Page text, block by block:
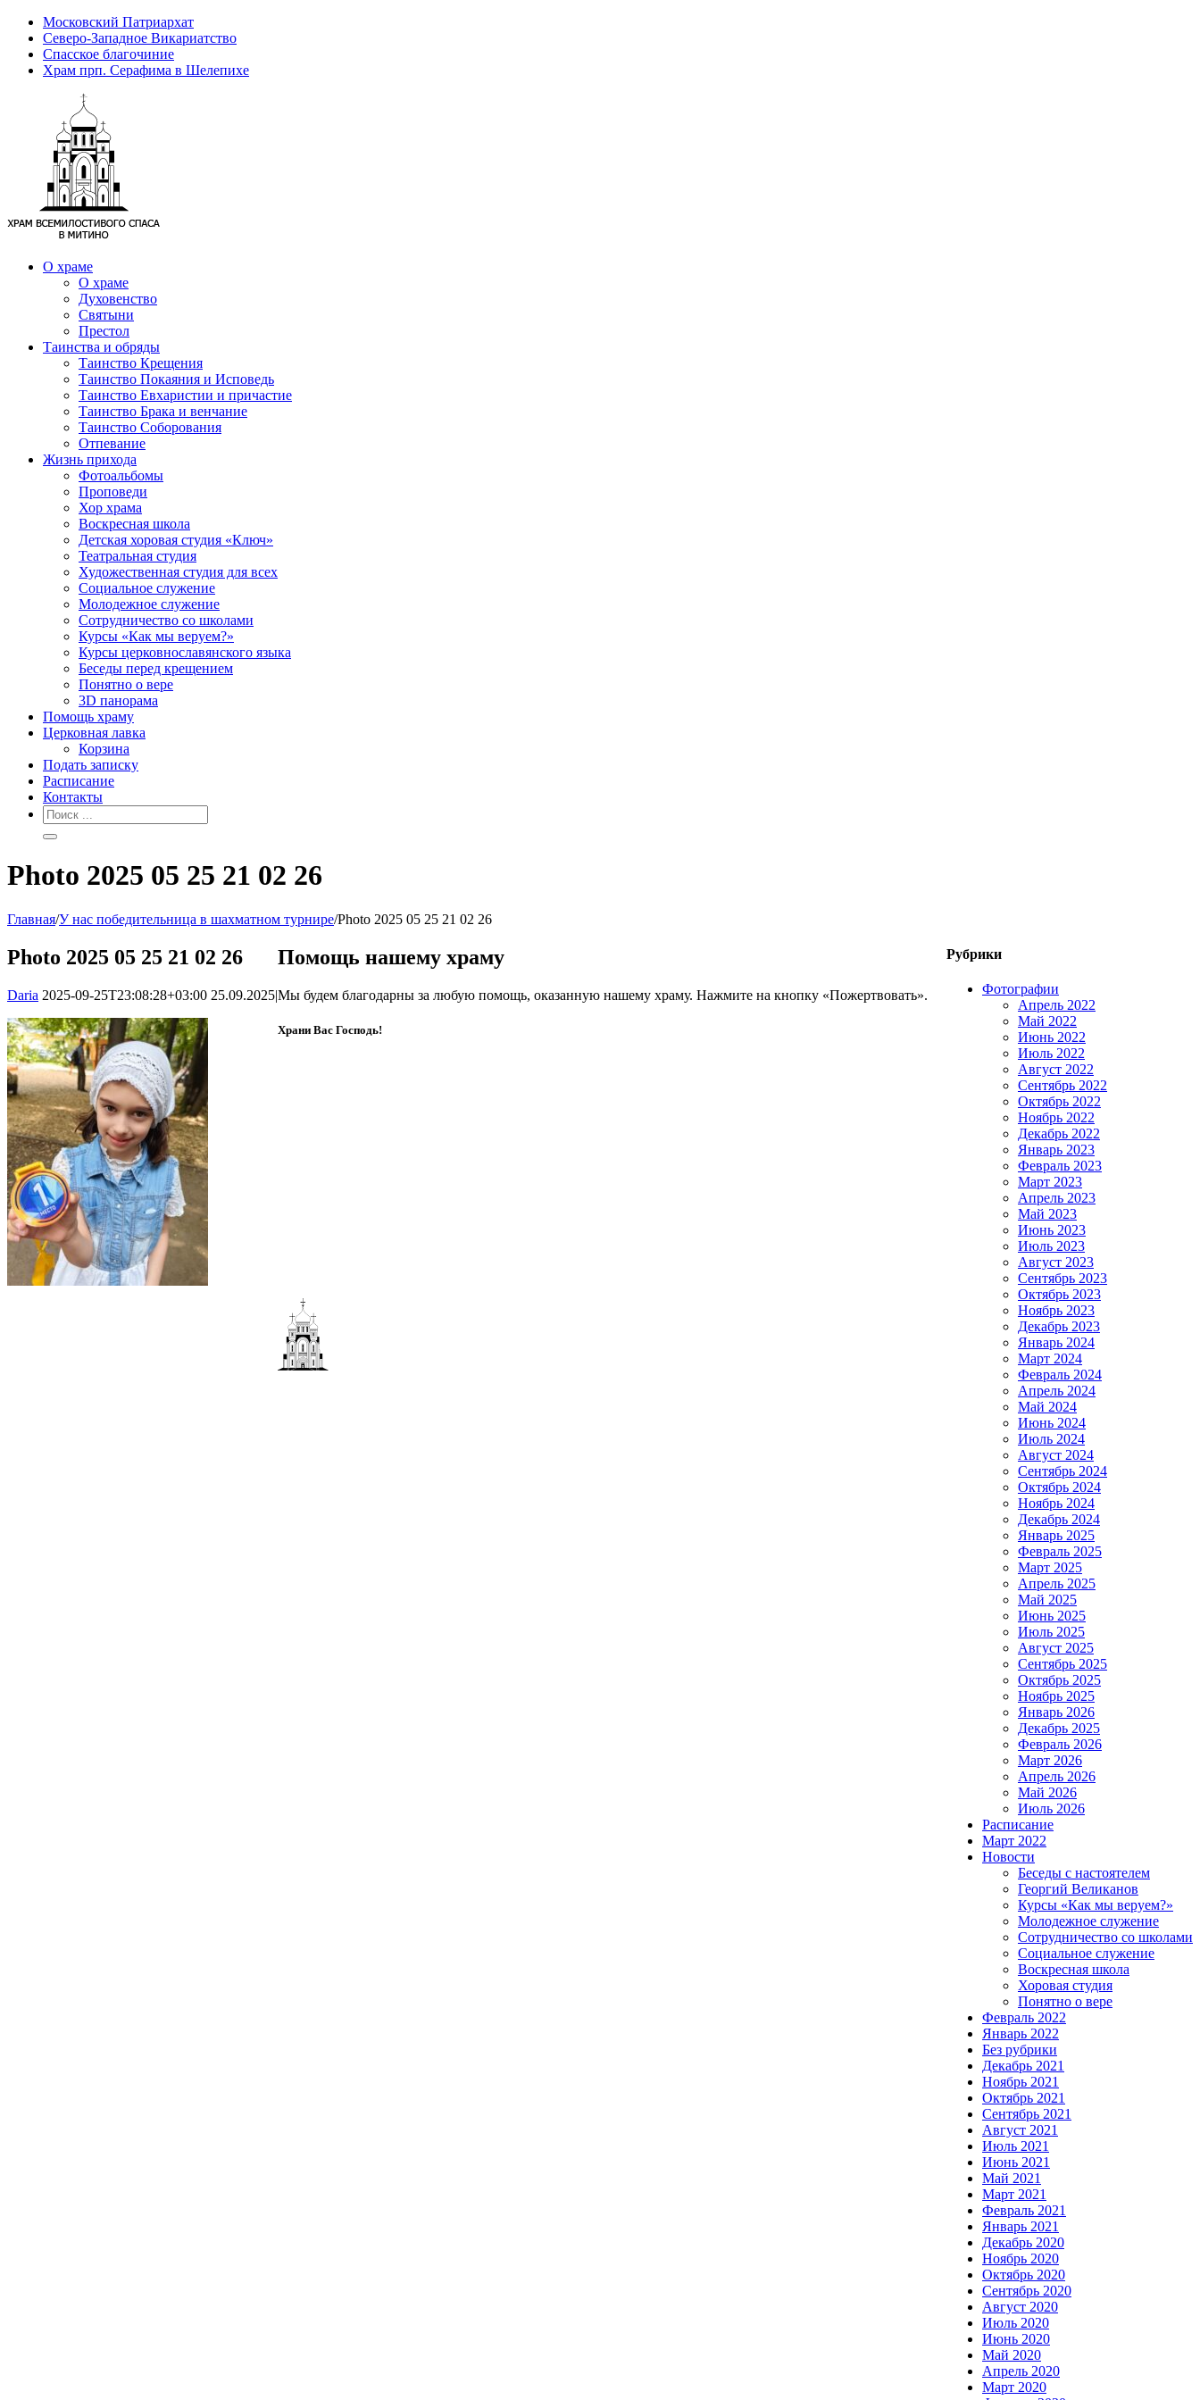
Московский Патриархат
Северо-Западное Викариатство
Спасское благочиние
Храм прп. Серафима в Шелепихе
О храме
О храме
Духовенство
Святыни
Престол
Таинства и обряды
Таинство Крещения
Таинство Покаяния и Исповедь
Таинство Евхаристии и причастие
Таинство Брака и венчание
Таинство Соборования
Отпевание
Жизнь прихода
Фотоальбомы
Проповеди
Хор храма
Воскресная школа
Детская хоровая студия «Ключ»
Театральная студия
Х​удожественная студия для всех
Социальное служение
Молодежное служение
Сотрудничество со школами
Курсы «Как мы веруем?»
Курсы церковнославянского языка
Беседы перед крещением
Понятно о вере
3D панорама
Помощь храму
Церковная лавка
Корзина
Подать записку
Расписание
Контакты
Photo 2025 05 25 21 02 26
Главная/У нас победительница в шахматном турнире/Photo 2025 05 25 21 02 26
Photo 2025 05 25 21 02 26
Daria 2025-09-25T23:08:28+03:00 25.09.2025|
Рубрики
Фотографии
Апрель 2022
Май 2022
Июнь 2022
Июль 2022
Август 2022
Сентябрь 2022
Октябрь 2022
Ноябрь 2022
Декабрь 2022
Январь 2023
Февраль 2023
Март 2023
Апрель 2023
Май 2023
Июнь 2023
Июль 2023
Август 2023
Сентябрь 2023
Октябрь 2023
Ноябрь 2023
Декабрь 2023
Январь 2024
Март 2024
Февраль 2024
Апрель 2024
Май 2024
Июнь 2024
Июль 2024
Август 2024
Сентябрь 2024
Октябрь 2024
Ноябрь 2024
Декабрь 2024
Январь 2025
Февраль 2025
Март 2025
Апрель 2025
Май 2025
Июнь 2025
Июль 2025
Август 2025
Сентябрь 2025
Октябрь 2025
Ноябрь 2025
Январь 2026
Декабрь 2025
Февраль 2026
Март 2026
Апрель 2026
Май 2026
Июль 2026
Расписание
Март 2022
Новости
Беседы с настоятелем
Георгий Великанов
Курсы «Как мы веруем?»
Молодежное служение
Сотрудничество со школами
Социальное служение
Воскресная школа
Хоровая студия
Понятно о вере
Февраль 2022
Январь 2022
Без рубрики
Декабрь 2021
Ноябрь 2021
Октябрь 2021
Сентябрь 2021
Август 2021
Июль 2021
Июнь 2021
Май 2021
Март 2021
Февраль 2021
Январь 2021
Декабрь 2020
Ноябрь 2020
Октябрь 2020
Сентябрь 2020
Август 2020
Июль 2020
Июнь 2020
Май 2020
Апрель 2020
Март 2020
Помощь нашему храму
Мы будем благодарны за любую помощь, оказанную нашему храму. Нажмите на кнопку «Пожертвовать».
Храни Вас Господь!